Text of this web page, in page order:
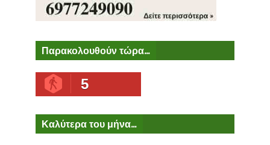
Παρακολουθούν τώρα...
5
Καλύτερα του μήνα...